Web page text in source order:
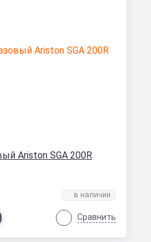
Ariston SGA 200R
Сравнить